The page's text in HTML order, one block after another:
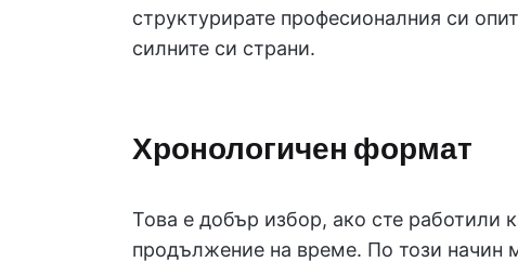
структурирате професионалния си
силните си страни.
Хронологичен формат
Това е добър избор, ако сте работили
продължение на време. По този начин